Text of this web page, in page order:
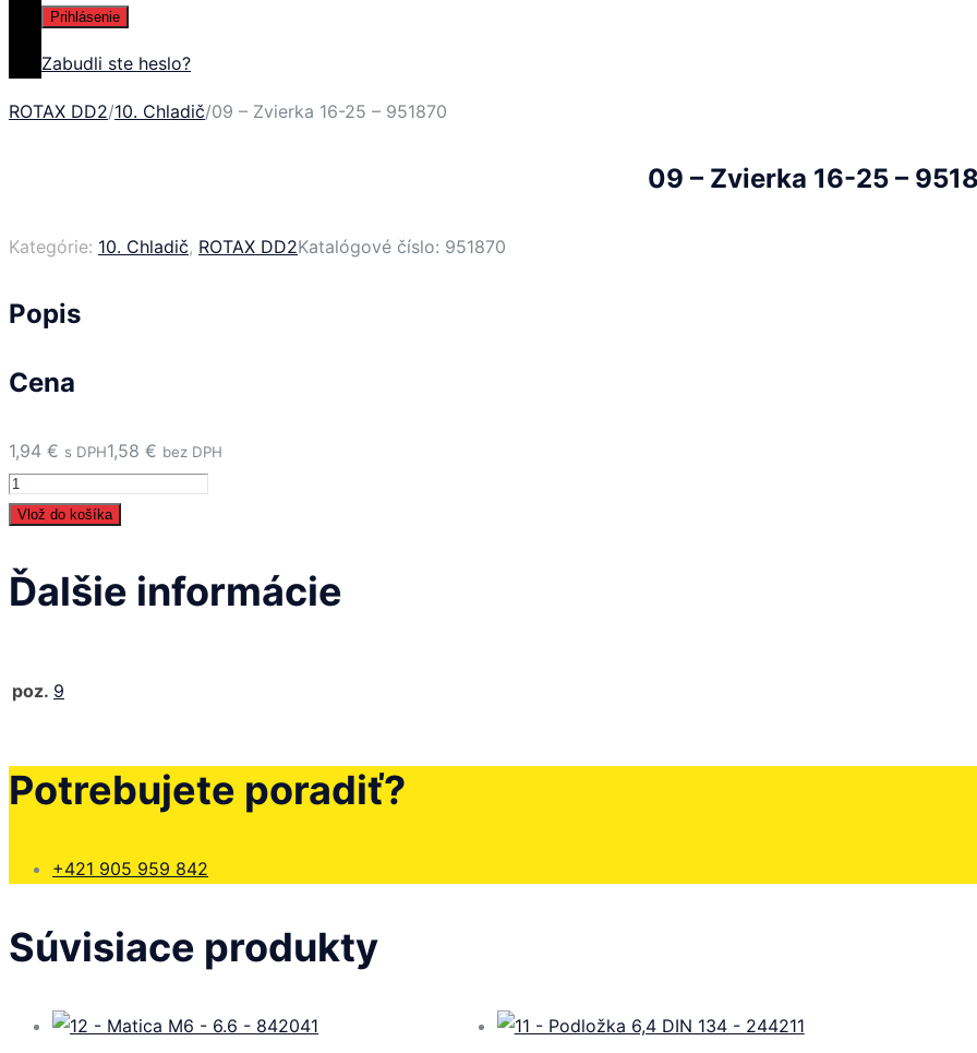
Prihlásenie
Zabudli ste heslo?
ROTAX DD2/10. Chladič/09 – Zvierka 16-25 – 951870
09 – Zvierka 16-25 –
Kategórie: 10. Chladič, ROTAX DD2Katalógové číslo: 951870
Popis
Cena
1,94 € s DPH1,58 € bez DPH
množstvo
09
Zvierka
16-
951870
Vlož do košíka
Ďalšie informácie
poz. 9
Potrebujete poradiť?
+421 905 959 842
Súvisiace produkty